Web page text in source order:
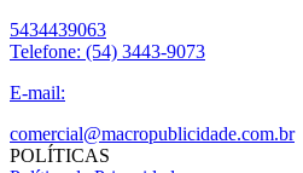
5434439063
Telefone: (54) 3443-9073
E-mail:
comercial@macropublicidade.com.br
POLÍTICAS